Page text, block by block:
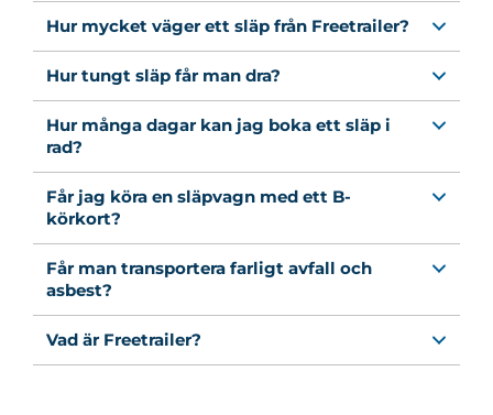
Hur mycket väger ett släp från Freetrailer?
Hur tungt släp får man dra?
Hur många dagar kan jag boka ett släp i
rad?
Får jag köra en släpvagn med ett B-
körkort?
Får man transportera farligt avfall och
asbest?
Vad är Freetrailer?